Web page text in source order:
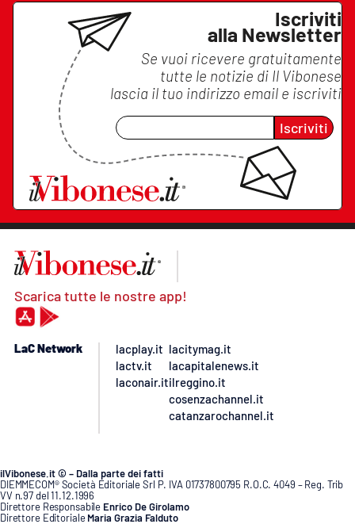
Iscriviti
alla Newsletter
Se vuoi ricevere gratuitamente
tutte le notizie di Il Vibonese
lascia il tuo indirizzo email e iscriviti
Iscriviti
Scarica tutte le nostre app!
LaC Network
lacplay.it
lactv.it
laconair.it
lacitymag.it
lacapitalenews.it
ilreggino.it
cosenzachannel.it
catanzarochannel.it
ilVibonese.it © – Dalla parte dei fatti
DIEMMECOM® Società Editoriale Srl P. IVA 01737800795 R.O.C. 4049 – Reg. Trib
VV n.97 del 11.12.1996
Direttore Responsabile Enrico De Girolamo
Direttore Editoriale Maria Grazia Falduto